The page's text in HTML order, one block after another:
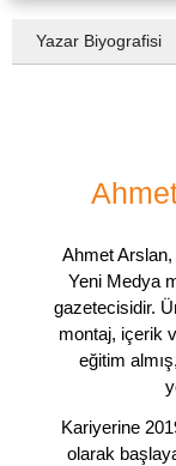
Yazar Biyografisi
Ahmet
Yeni Medya
gazetecisidir.
montaj, içerik
eğitim
Kariyerine
olarak